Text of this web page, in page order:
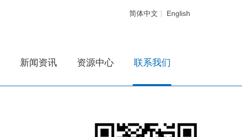
简体中文 English
新闻资讯 资源中心 联系我们